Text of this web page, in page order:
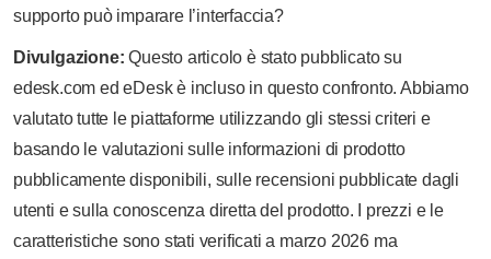
supporto può imparare l’interfaccia?
Divulgazione: Questo articolo è stato pubblicato su
edesk.com ed eDesk è incluso in questo confronto. Abbiamo
valutato tutte le piattaforme utilizzando gli stessi criteri e
basando le valutazioni sulle informazioni di prodotto
pubblicamente disponibili, sulle recensioni pubblicate dagli
utenti e sulla conoscenza diretta del prodotto. I prezzi e le
caratteristiche sono stati verificati a marzo 2026 ma